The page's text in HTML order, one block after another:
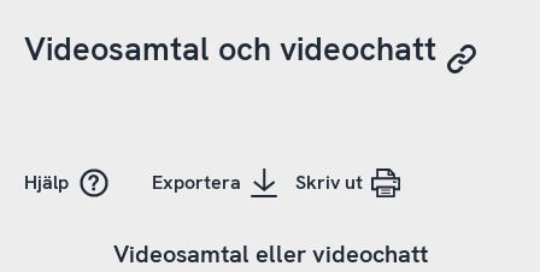
Videosamtal och videochatt
Hjälp Exportera Skriv ut
Videosamtal eller videochatt